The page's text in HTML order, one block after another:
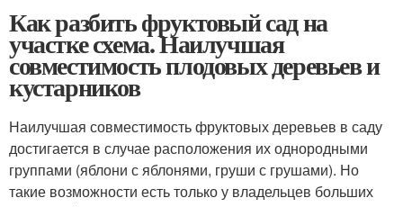
Как разбить фруктовый сад на
участке схема. Наилучшая
совместимость плодовых деревьев и
кустарников
Наилучшая совместимость фруктовых деревьев в саду
достигается в случае расположения их однородными
группами (яблони с яблонями, груши с грушами). Но
такие возможности есть только у владельцев больших